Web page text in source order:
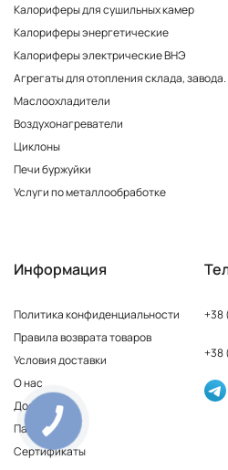
Калориферы для сушильных камер
Калориферы энергетические
Калориферы электрические ВНЭ
Агрегаты для отопления склада, завода.
Маслоохладители
Воздухонагреватели
Циклоны
Печи буржуйки
Услуги по металлообработке
Информация
Политика конфиденциальности
Правила возврата товаров
Условия доставки
О нас
Доставка
Партнерам
Сертификаты
+38
+38